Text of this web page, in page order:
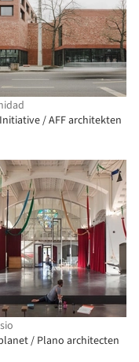
/ AFF architekten
/ Plano architecten